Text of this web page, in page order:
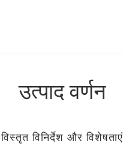
उत्पाद वर्णन
विस्तृत विनिर्देश और विशेषताएं